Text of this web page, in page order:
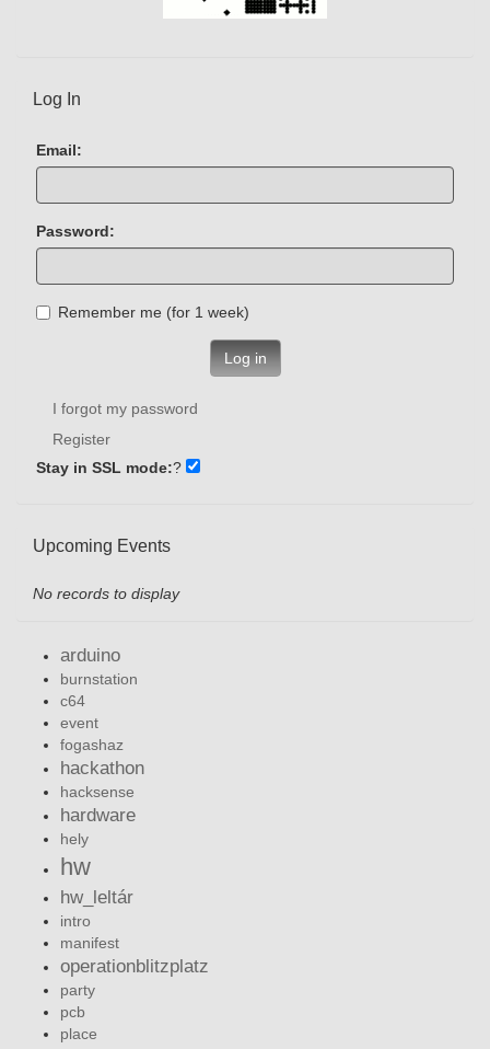
Log In
Email:
Password:
Remember me (for 1 week)
Log in
I forgot my password
Register
Stay in SSL mode:?
Upcoming Events
No records to display
arduino
burnstation
c64
event
fogashaz
hackathon
hacksense
hardware
hely
hw
hw_leltár
intro
manifest
operationblitzplatz
party
pcb
place